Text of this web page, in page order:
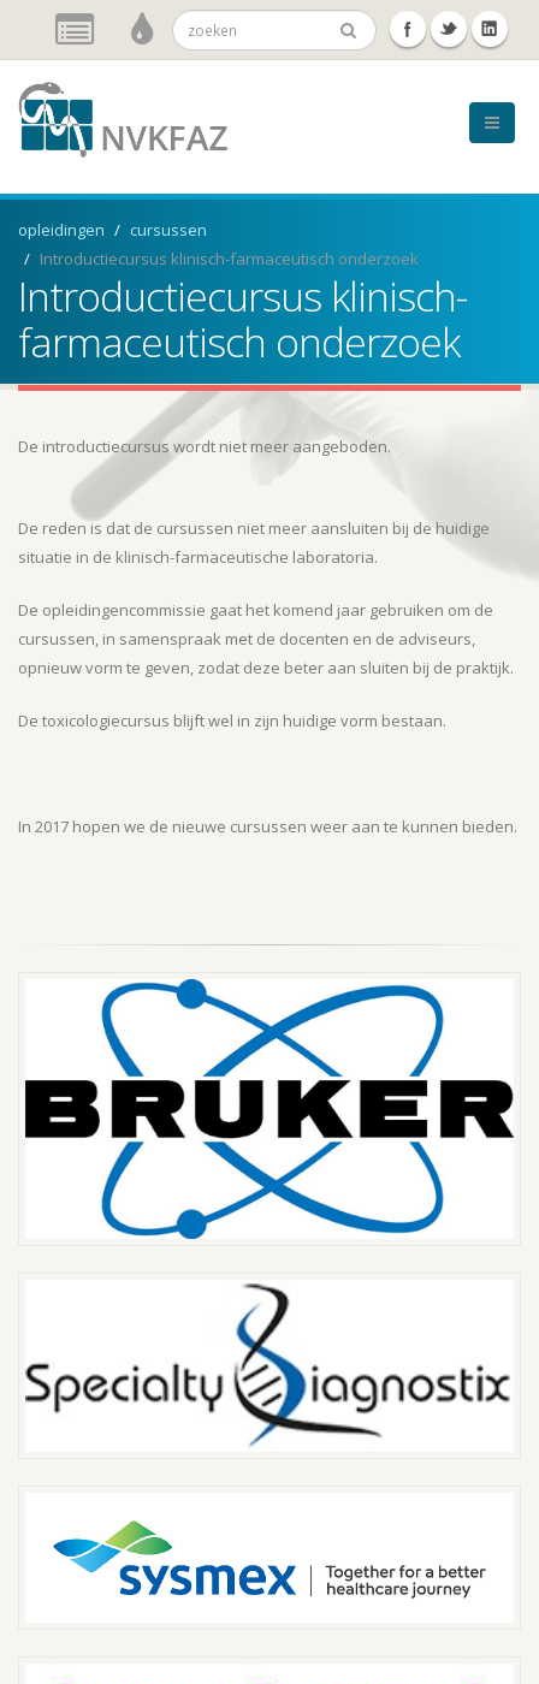
opleidingen
cursussen
Introductiecursus klinisch-farmaceutisch onderzoek
Introductiecursus klinisch-
farmaceutisch onderzoek
De introductiecursus wordt niet meer aangeboden.
De reden is dat de cursussen niet meer aansluiten bij de huidige
situatie in de klinisch-farmaceutische laboratoria.
De opleidingencommissie gaat het komend jaar gebruiken om de
cursussen, in samenspraak met de docenten en de adviseurs,
opnieuw vorm te geven, zodat deze beter aan sluiten bij de praktijk.
De toxicologiecursus blijft wel in zijn huidige vorm bestaan.
In 2017 hopen we de nieuwe cursussen weer aan te kunnen bieden.